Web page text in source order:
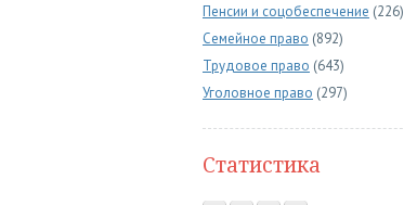
Пенсии и соцобеспечение (226)
Семейное право (892)
Трудовое право (643)
Уголовное право (297)
Статистика